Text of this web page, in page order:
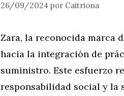
26/09/2024 por Caitriona
Zara, la reconocida marca
hacia la integración de
suministro. Este esfuerzo
responsabilidad social y la